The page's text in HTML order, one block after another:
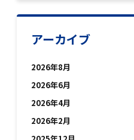
アーカイブ
2026年8月
2026年6月
2026年4月
2026年2月